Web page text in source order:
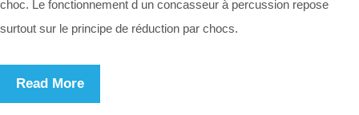
choc. Le fonctionnement d un concasseur à percussion repose
surtout sur le principe de réduction par chocs.
Read More